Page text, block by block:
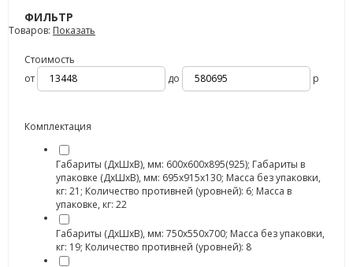
ФИЛЬТР
Товаров: Показать
Стоимость
от
до р
Комплектация
Габариты (ДхШхВ), мм: 600х600х895(925); Габариты в
упаковке (ДхШхВ), мм: 695х915х130; Масса без упаковки,
кг: 21; Количество противней (уровней): 6; Масса в
упаковке, кг: 22
Габариты (ДхШхВ), мм: 750x550x700; Масса без упаковки,
кг: 19; Количество противней (уровней): 8